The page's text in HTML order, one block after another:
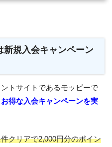
規入会キャンペーン
トサイトであるモッピーで
お得な入会キャンペーンを実
クリアで2,000円分のポイン